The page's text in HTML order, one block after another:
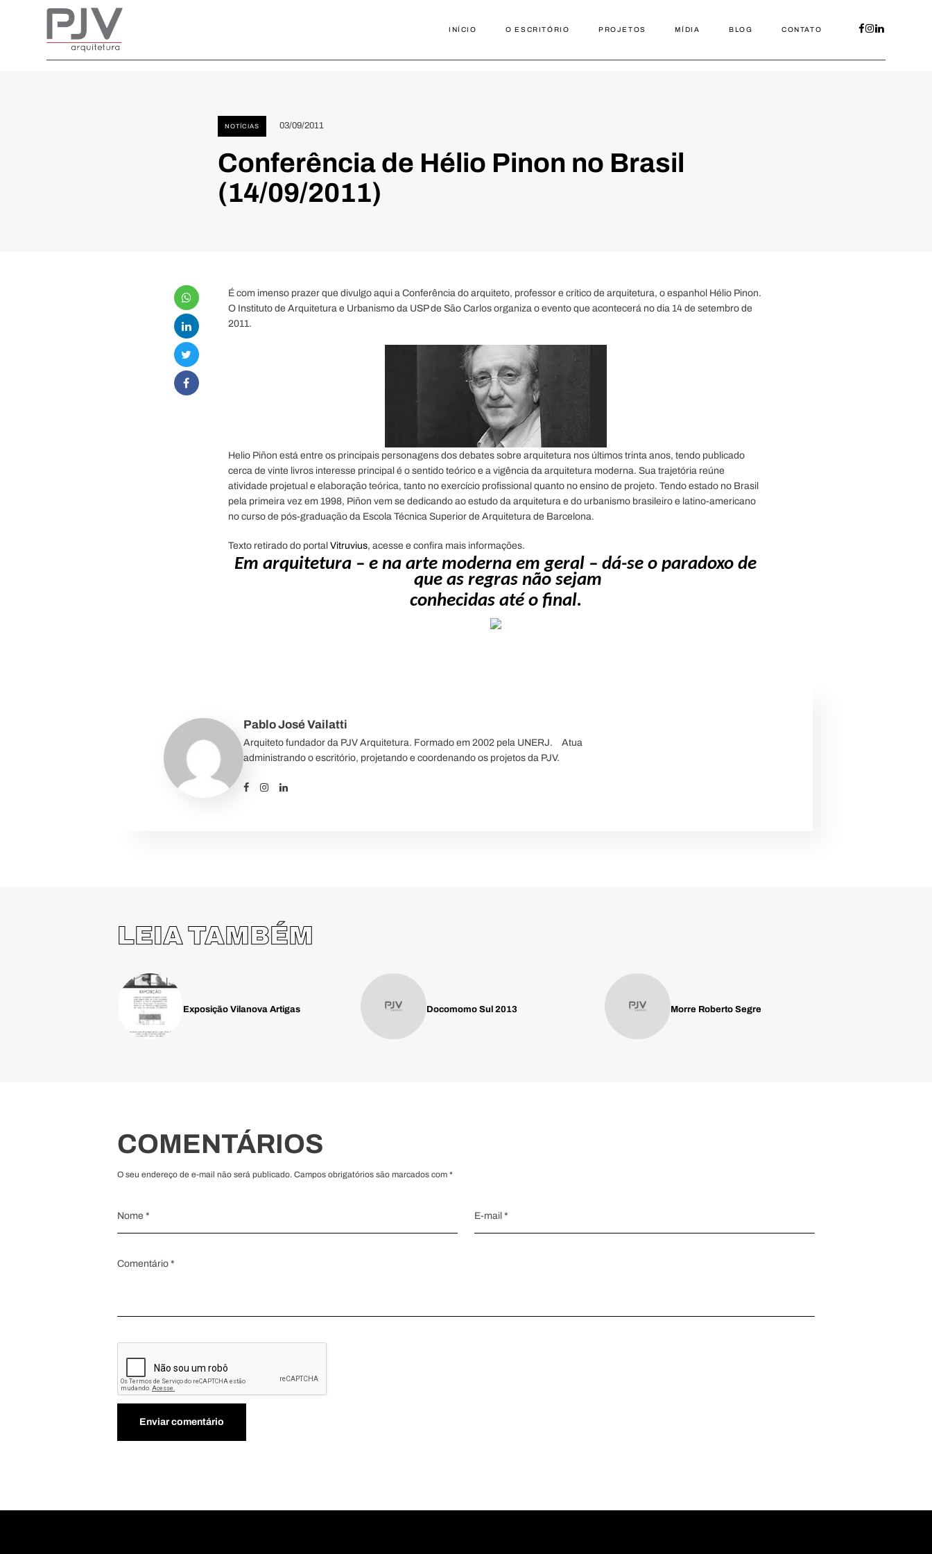
INÍCIO O ESCRITÓRIO PROJETOS MÍDIA BLOG CONTATO
NOTÍCIAS 03/09/2011
Conferência de Hélio Pinon no Brasil
(14/09/2011)
É com imenso prazer que divulgo aqui a Conferência do arquiteto, professor e crítico de arquitetura, o espanhol Hélio Pinon.
O Instituto de Arquitetura e Urbanismo da USP de São Carlos organiza o evento que acontecerá no dia 14 de setembro de
2011.
Helio Piñon está entre os principais personagens dos debates sobre arquitetura nos últimos trinta anos, tendo publicado
cerca de vinte livros interesse principal é o sentido teórico e a vigência da arquitetura moderna. Sua trajetória reúne
atividade projetual e elaboração teórica, tanto no exercício profissional quanto no ensino de projeto. Tendo estado no Brasil
pela primeira vez em 1998, Piñon vem se dedicando ao estudo da arquitetura e do urbanismo brasileiro e latino-americano
no curso de pós-graduação da Escola Técnica Superior de Arquitetura de Barcelona.
Texto retirado do portalVitruvius, acesse e confira mais informações.
Em arquitetura – e na arte moderna em geral – dá-se o paradoxo de
que as regras nãosejam
conhecidas até o final.
Pablo José Vailatti
Arquiteto fundador da PJV Arquitetura. Formado em 2002 pela UNERJ.⠀ Atua
administrando o escritório, projetando e coordenando os projetos da PJV.
LEIA TAMBÉM
Exposição Vilanova Artigas Docomomo Sul 2013 Morre Roberto Segre
COMENTÁRIOS
O seu endereço de e-mail não será publicado. Campos obrigatórios são marcados com *